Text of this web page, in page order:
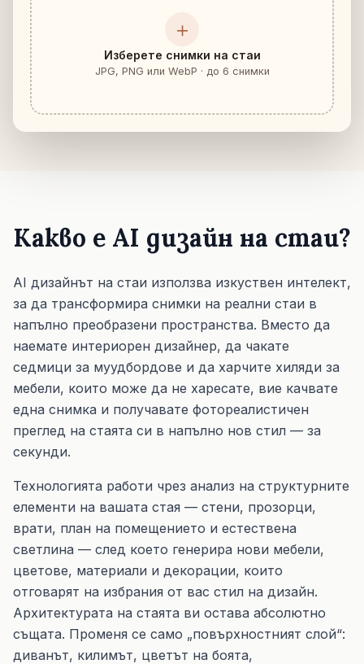
＋
Изберете снимки на стаи
JPG, PNG или WebP · до 6 снимки
Какво е AI дизайн на стаи?
AI дизайнът на стаи използва изкуствен интелект,
за да трансформира снимки на реални стаи в
напълно преобразени пространства. Вместо да
наемате интериорен дизайнер, да чакате
седмици за муудбордове и да харчите хиляди за
мебели, които може да не харесате, вие качвате
една снимка и получавате фотореалистичен
преглед на стаята си в напълно нов стил — за
секунди.
Технологията работи чрез анализ на структурните
елементи на вашата стая — стени, прозорци,
врати, план на помещението и естествена
светлина — след което генерира нови мебели,
цветове, материали и декорации, които
отговарят на избрания от вас стил на дизайн.
Архитектурата на стаята ви остава абсолютно
същата. Променя се само „повърхностният слой“:
диванът, килимът, цветът на боята,